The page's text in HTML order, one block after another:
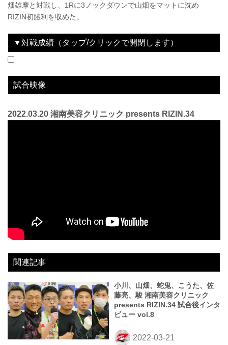
畑雄摩と対戦し、1Rに3ノックダウンで山畑をマットに沈め
RIZIN初勝利を収めた。
▼対戦成績（タップ/クリックで開閉します）
試合映像
2022.03.20 湘南美容クリニック presents RIZIN.34
関連記事
小川、山畑、蛇鬼、こうた、佐
藤亮、駿 湘南美容クリニック
presents RIZIN.34 試合後インタ
ビュー vol.8